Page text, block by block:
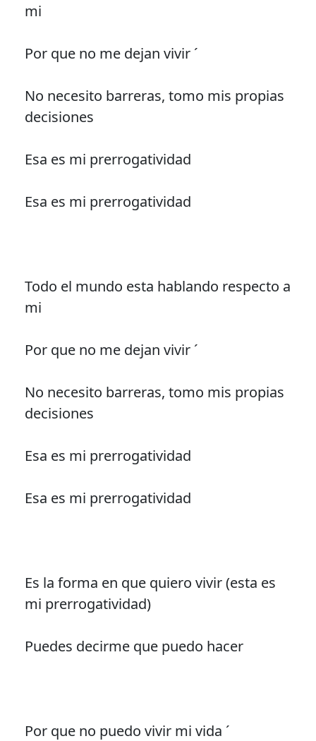
mi
Por que no me dejan vivir ´
No necesito barreras, tomo mis propias
decisiones
Esa es mi prerrogatividad
Esa es mi prerrogatividad
Todo el mundo esta hablando respecto a
mi
Por que no me dejan vivir ´
No necesito barreras, tomo mis propias
decisiones
Esa es mi prerrogatividad
Esa es mi prerrogatividad
Es la forma en que quiero vivir (esta es
mi prerrogatividad)
Puedes decirme que puedo hacer
Por que no puedo vivir mi vida ´